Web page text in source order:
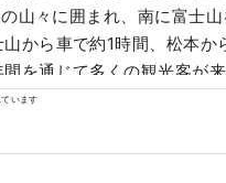
山々に囲まれ、南に富士
から車で約1時間、松本
間を通じて多くの観光客が
は、3か所が選ばれてい
おり、美しい自然景観と
います